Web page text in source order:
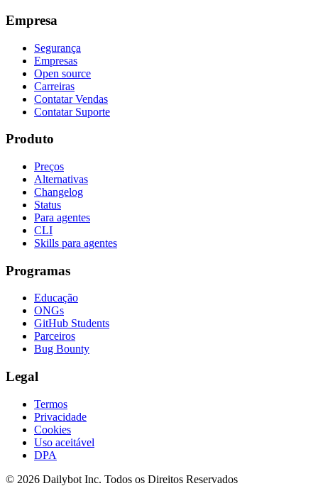
Empresa
Segurança
Empresas
Open source
Carreiras
Contatar Vendas
Contatar Suporte
Produto
Preços
Alternativas
Changelog
Status
Para agentes
CLI
Skills para agentes
Programas
Educação
ONGs
GitHub Students
Parceiros
Bug Bounty
Legal
Termos
Privacidade
Cookies
Uso aceitável
DPA
© 2026 Dailybot Inc. Todos os Direitos Reservados